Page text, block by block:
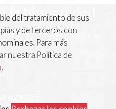
la humanidad
de esta ciudad histórica.
del tratamiento de sus
y de terceros con
Para más
nuestra Política de
.